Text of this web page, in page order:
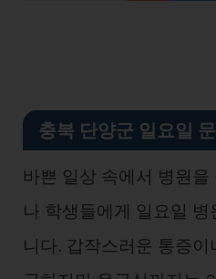
충북 단양군 일요일
바쁜 일상 속에서 병원
나 학생들에게 일요일
니다. 갑작스러운 통증